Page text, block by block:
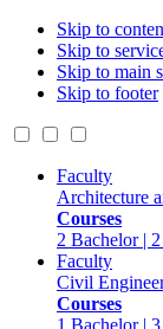
Skip to
Skip to
Skip to main
Skip to footer
Faculty
Architecture
Courses
2 Bachelor |
Faculty
Civil
Courses
1 Bachelor |